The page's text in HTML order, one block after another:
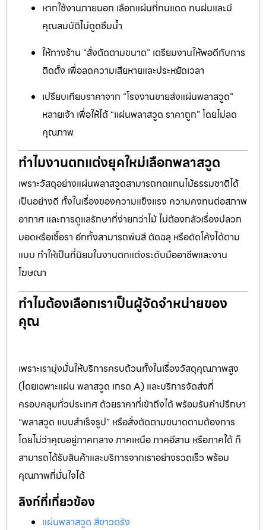
หากใช้งานภายนอก เลือกแผ่นที่ทนแดด ทนฝนและมี
คุณสมบัติไม่ดูดซึมน้ำ
ให้ทางร้าน “สั่งตัดตามขนาด” เตรียมงานให้พอดีกับการ
ติดตั้ง เพื่อลดความเสียหายและประหยัดเวลา
เปรียบเทียบราคาจาก “โรงงานขายส่งแผ่นพลาสวูด”
หลายเจ้า เพื่อให้ได้ “แผ่นพลาสวูด ราคาถูก” โดยไม่ลด
คุณภาพ
ทำไมงานตกแต่งยุคใหม่เลือกพลาสวูด
เพราะวัสดุอย่างแผ่นพลาสวูดสามารถทดแทนไม้ธรรมชาติได้
เป็นอย่างดี ทั้งในเรื่องของความแข็งแรง ความคงทนต่อสภาพ
อากาศ และการดูแลรักษาที่ง่ายกว่าไม้ ไม่ต้องกลัวเรื่องปลวก
มอดหรือเชื้อรา อีกทั้งสามารถพ่นสี ตัดฉลุ หรือดัดโค้งได้ตาม
แบบ ทำให้เป็นที่นิยมในงานตกแต่งระดับมืออาชีพและงาน
โฆษณา
ทำไมต้องเลือกเราเป็นผู้จัดจำหน่ายของ
คุณ
เพราะเรามุ่งมั่นให้บริการครบถ้วนทั้งในเรื่องวัสดุคุณภาพสูง
(โดยเฉพาะแผ่น พลาสวูด เกรด A) และบริการจัดส่งที่
ครอบคลุมทั่วประเทศ ด้วยราคาที่เข้าถึงได้ พร้อมรับคำปรึกษา
“พลาสวูด แบบสำเร็จรูป” หรือสั่งตัดตามขนาดตามต้องการ
โดยไม่ว่าคุณอยู่ภาคกลาง ภาคเหนือ ภาคอีสาน หรือภาคใต้ ก็
สามารถได้รับสินค้าและบริการจากเราอย่างรวดเร็ว พร้อม
คุณภาพที่มั่นใจได้
ลิงก์ที่เกี่ยวข้อง
แผ่นพลาสวูด สีขาวตรัง